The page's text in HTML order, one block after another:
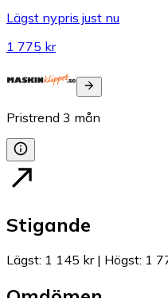
Lägst nypris just nu
1 775 kr
Pristrend 3 mån
Stigande
Lägst: 1 145 kr| Högst: 1